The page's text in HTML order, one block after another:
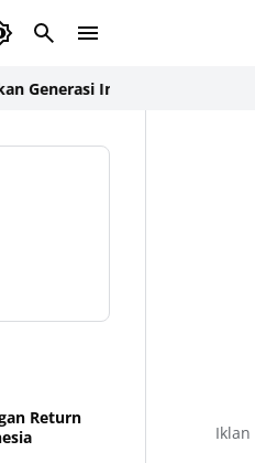
Indonesia Emas 2045,
Return
Iklan